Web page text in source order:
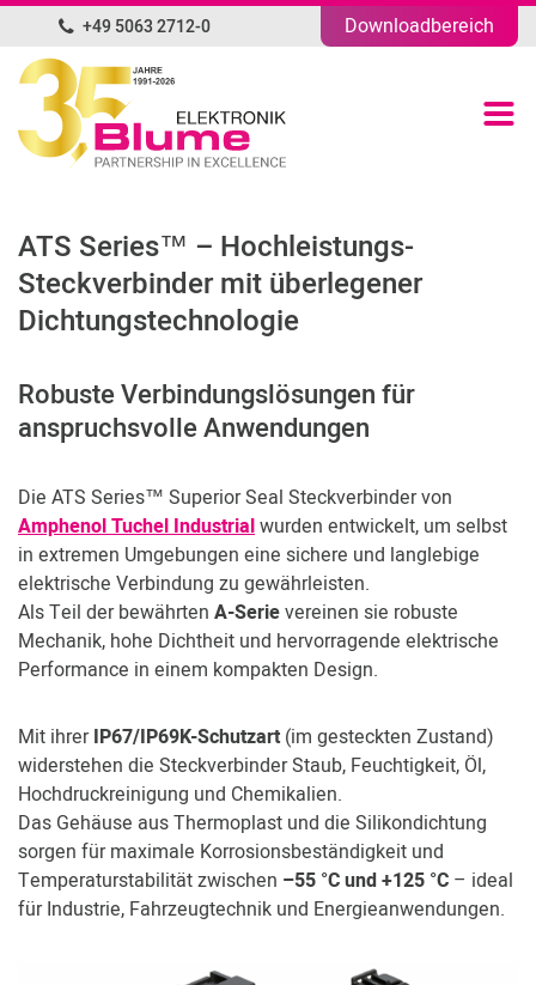
+49 5063 2712-0 Downloadbereich
ATS Series™ – Hochleistungs-
Steckverbinder mit überlegener
Dichtungstechnologie
Robuste Verbindungslösungen für
anspruchsvolle Anwendungen
Die ATS Series™ Superior Seal Steckverbinder von
Amphenol Tuchel Industrialwurden entwickelt, um selbst
in extremen Umgebungen eine sichere und langlebige
elektrische Verbindung zu gewährleisten.
Als Teil der bewährten A-Serievereinen sie robuste
Mechanik, hohe Dichtheit und hervorragende elektrische
Performance in einem kompakten Design.
Mit ihrerIP67/IP69K-Schutzart(im gesteckten Zustand)
widerstehen die Steckverbinder Staub, Feuchtigkeit, Öl,
Hochdruckreinigung und Chemikalien.
Das Gehäuse aus Thermoplast und die Silikondichtung
sorgen für maximale Korrosionsbeständigkeit und
Temperaturstabilität zwischen –55 °C und +125 °C – ideal
für Industrie, Fahrzeugtechnik und Energieanwendungen.
Produktübersicht
Unternehmen
News
Blog
Kundenbereich
DE